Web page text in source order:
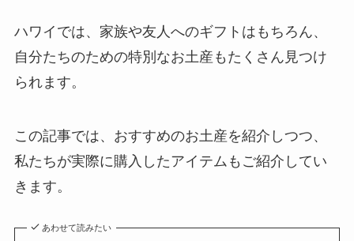
ハワイでは、家族や友人へのギフトはもちろん、
自分たちのための特別なお土産もたくさん見つけ
られます。
この記事では、おすすめのお土産を紹介しつつ、
私たちが実際に購入したアイテムもご紹介してい
きます。
あわせて読みたい